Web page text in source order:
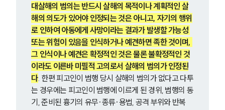
대살해의 범의는 반드시 살해의 목적이나 계획적인 살
해의 의도가 있어야 인정되는 것은 아니고, 자기의 행위
로 인하여 아동에게 사망이라는 결과가 발생할 가능성
또는 위험이 있음을 인식하거나 예견하면 족한 것이며,
그 인식이나 예견은 확정적인 것은 물론 불확정적인 것
이라도 이른바 미필적 고의로서 살해의 범의가 인정된
다. 한편 피고인이 범행 당시 살해의 범의가 없다고 다투
는 경우에는 피고인이 범행에 이르게 된 경위, 범행의 동
기, 준비된 흉기의 유무·종류·용법, 공격 부위와 반복